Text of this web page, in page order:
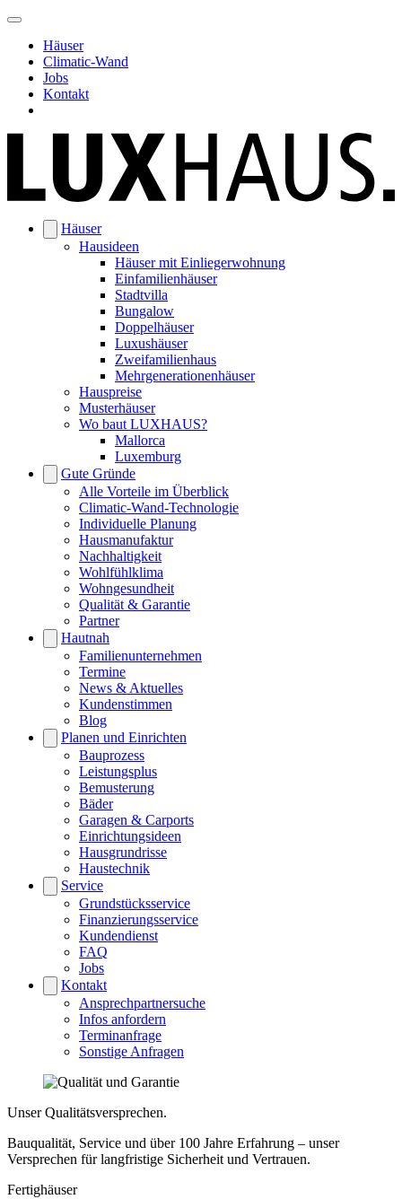
Häuser
Climatic-Wand
Jobs
Kontakt
Häuser
Hausideen
Häuser mit Einliegerwohnung
Einfamilienhäuser
Stadtvilla
Bungalow
Doppelhäuser
Luxushäuser
Zweifamilienhaus
Mehrgenerationenhäuser
Hauspreise
Musterhäuser
Wo baut LUXHAUS?
Mallorca
Luxemburg
Gute Gründe
Alle Vorteile im Überblick
Climatic-Wand-Technologie
Individuelle Planung
Hausmanufaktur
Nachhaltigkeit
Wohlfühlklima
Wohngesundheit
Qualität & Garantie
Partner
Hautnah
Familienunternehmen
Termine
News & Aktuelles
Kundenstimmen
Blog
Planen und Einrichten
Bauprozess
Leistungsplus
Bemusterung
Bäder
Garagen & Carports
Einrichtungsideen
Hausgrundrisse
Haustechnik
Service
Grundstücksservice
Finanzierungsservice
Kundendienst
FAQ
Jobs
Kontakt
Ansprechpartnersuche
Infos anfordern
Terminanfrage
Sonstige Anfragen
Unser Qualitätsversprechen.
Bauqualität, Service und über 100 Jahre Erfahrung – unser
Versprechen für langfristige Sicherheit und Vertrauen.
Fertighäuser